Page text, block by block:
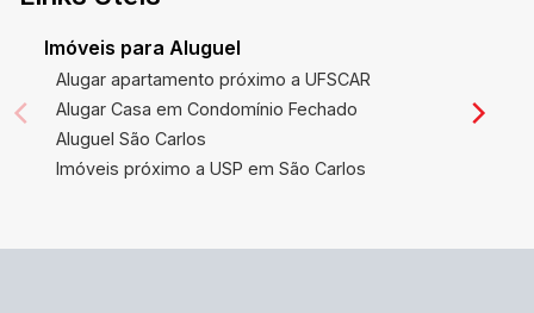
Imóveis para Aluguel
Alugar apartamento próximo a UFSCAR
Alugar Casa em Condomínio Fechado
Aluguel São Carlos
Imóveis próximo a USP em São Carlos